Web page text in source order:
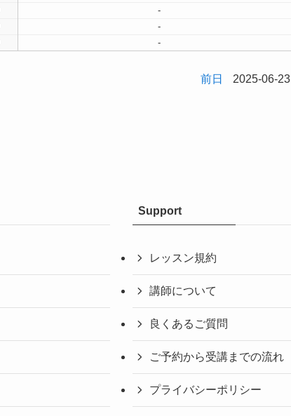
-
-
-
前日 2025-06-23
Support
レッスン規約
講師について
良くあるご質問
ご予約から受講までの流れ
プライバシーポリシー